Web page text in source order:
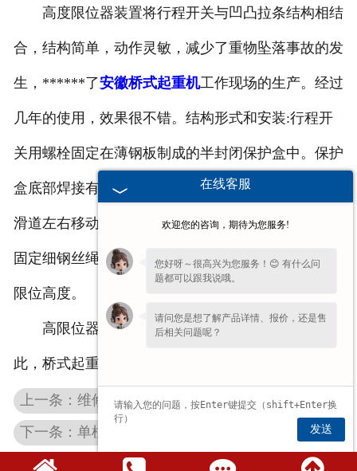
高度限位器装置将行程开关与凹凸拉条结构相结
合，结构简单，动作灵敏，减少了重物坠落事故的发
生，******了安徽桥式起重机工作现场的生产。经过
几年的使用，效果很不错。结构形式和安装:行程开
关用螺栓固定在薄钢板制成的半封闭保护盒中。保护
盒底部焊接有两个滑道座，凹凸拉条可以沿滑道座内
滑道左右移动。凹凸拉条的一端钻有一个小孔，用来
固定细钢丝绳或尼龙绳。细钢丝绳威尼龙绳用于设定
限位高度。
高限位器能很好保护起升机构免受过度牵引。因
此，桥式起重机应安装高限位器。
上一条：维修安徽钢丝绳安徽电动葫芦遇到的困难
下一条：单柱式安徽仓储堆垛机有哪些优缺点
在线客服
欢迎您的咨询，期待为您服务!
您好呀～很高兴为您服务！😊 有什么问
题都可以跟我说哦。
请问您是想了解产品详情、报价，还是售
后相关问题呢？
发送